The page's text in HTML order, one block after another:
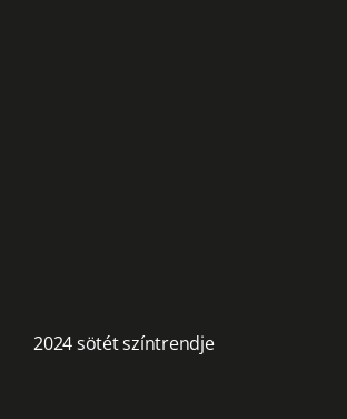
2024 sötét színtrendje